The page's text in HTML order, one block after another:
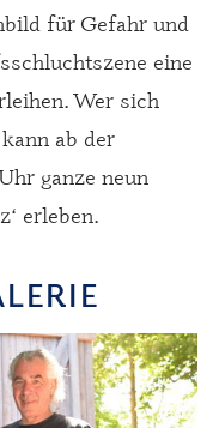
für Gefahr und
eine
Wer sich
ab der
ganze neun
erleben.